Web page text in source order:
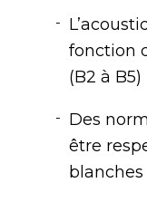
fonction
(B2 à B5)
Des
être
blanches